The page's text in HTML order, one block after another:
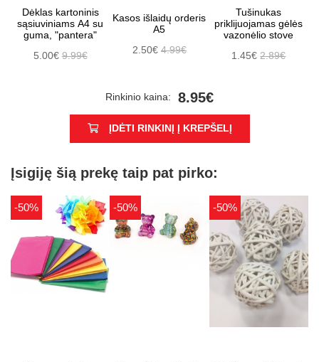
Dėklas kartoninis
sąsiuviniams A4 su
guma, "pantera"
5.00€9.99€
Kasos išlaidų orderis
A5
2.50€ 4.99€
Tušinukas
priklijuojamas gėlės
vazonėlio stove
1.45€2.89€
Rinkinio kaina: 8.95€
ĮDĖTI RINKINĮ Į KREPŠELĮ
Įsigiję šią prekę taip pat pirko:
-50% -50% -50%